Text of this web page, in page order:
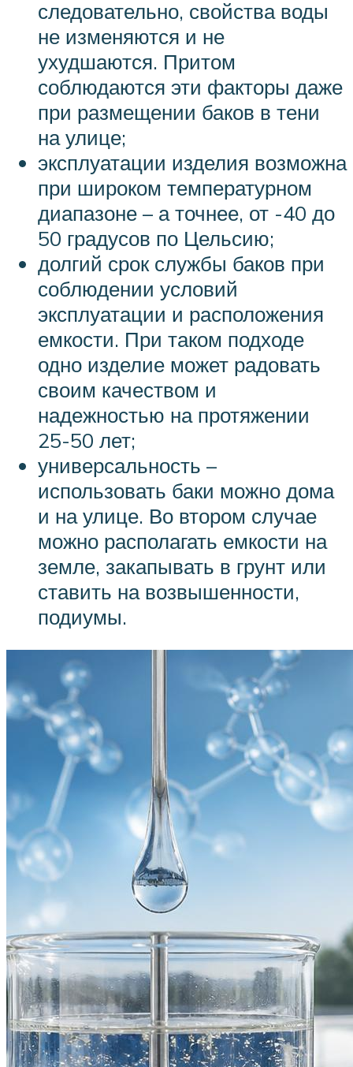
следовательно, свойства воды
не изменяются и не
ухудшаются. Притом
соблюдаются эти факторы даже
при размещении баков в тени
на улице;
эксплуатации изделия возможна
при широком температурном
диапазоне – а точнее, от -40 до
50 градусов по Цельсию;
долгий срок службы баков при
соблюдении условий
эксплуатации и расположения
емкости. При таком подходе
одно изделие может радовать
своим качеством и
надежностью на протяжении
25-50 лет;
универсальность –
использовать баки можно дома
и на улице. Во втором случае
можно располагать емкости на
земле, закапывать в грунт или
ставить на возвышенности,
подиумы.